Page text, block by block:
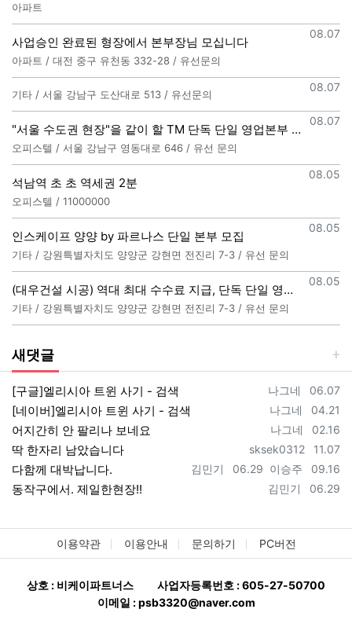
아파트
등록일
08.07
사업승인 완료된 형장에서 본부장님 모십니다
아파트 / 대전 중구 유천동 332-28 / 유선문의
등록일
08.07
기타 / 서울 강남구 도산대로 513 / 유선문의
등록일
08.07
"서울 수도권 현장"을 같이 할 TM 단독 단일 영업본부 팀 선착순 모집
오피스텔 / 서울 강남구 영동대로 646 / 유선 문의
등록일
08.05
석남역 초 초 역세권 2분
오피스텔 / 11000000
등록일
08.05
인스케이프 양양 by 파르나스 단일 본부 모집
기타 / 강원특별자치도 양양군 강현면 전진리 7-3 / 유선 문의
등록일
08.05
(대우건설 시공) 역대 최대 수수료 지급, 단독 단일 영업본부 선착순 모집 (팀,팀원 개별문의 가능)
기타 / 강원특별자치도 양양군 강현면 전진리 7-3 / 유선 문의
새댓글
등록자
나그네 등록일
06.07
[구글]엘리시아 트윈 사기 - 검색
등록자
나그네 등록일
04.21
[네이버]엘리시아 트윈 사기 - 검색
등록자
나그네 등록일
02.16
어지간히 안 팔리나 보네요
등록자
sksek0312 등록일
11.07
딱 한자리 남았습니다
등록자
이승주 등록일
09.16
등록자
김민기 등록일
06.29
다함께 대박납니다.
등록자
김민기 등록일
06.29
동작구에서. 제일한현장!!
이용약관 이용안내 문의하기 PC버전
상호 : 비케이파트너스
사업자등록번호 : 605-27-50700
이메일 : psb3320@naver.com